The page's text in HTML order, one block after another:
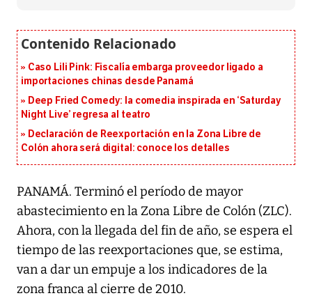
Caso Lili Pink: Fiscalía embarga proveedor ligado a
importaciones chinas desde Panamá
Deep Fried Comedy: la comedia inspirada en ‘Saturday
Night Live’ regresa al teatro
Declaración de Reexportación en la Zona Libre de
Colón ahora será digital: conoce los detalles
PANAMÁ. Terminó el período de mayor
abastecimiento en la Zona Libre de Colón (ZLC).
Ahora, con la llegada del fin de año, se espera el
tiempo de las reexportaciones que, se estima,
van a dar un empuje a los indicadores de la
zona franca al cierre de 2010.